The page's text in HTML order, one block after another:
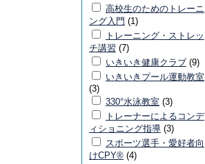
高校生のためのトレーニ
ング入門 (1)
トレーニング・ストレッ
チ講習 (7)
いきいき健康クラブ (9)
いきいきプール運動教室
(3)
330°水泳教室 (3)
トレーナーによるコンデ
ィショニング指導 (3)
スポーツ選手・愛好者向
けCPY® (4)